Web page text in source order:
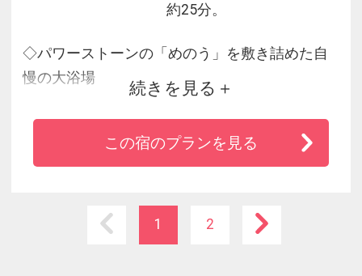
約25分。
◇パワーストーンの「めのう」を敷き詰めた自
慢の大浴場
◇創業200余年。老舗旅館ならではの心も温まる
おもてなし
◇地元の旬の食材を用いた会席料理
続きを見る
この宿のプランを見る
1 2